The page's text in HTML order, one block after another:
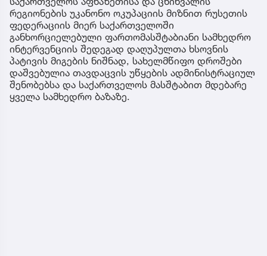
რეგიონების უკანონო ოკუპაციის მიზნით რუსეთის
ფედერაციის მიერ საქართველოში
განხორციელებული ფართომასშტაბიანი სამხედრო
ინტერვენციის შედეგად დაღუპულთა ხსოვნის
პატივის მიგების ნიშნად, სახელმწიფო დროშები
დაშვებულია თავდაცვის უწყების ადმინისტრაციულ
შენობებსა და საქართველოს მასშტაბით მდებარე
ყველა სამხედრო ბაზაზე.